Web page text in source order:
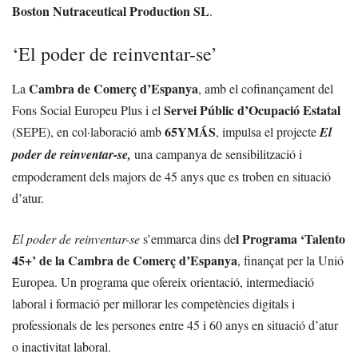
Boston Nutraceutical Production SL.
‘El poder de reinventar-se’
La Cambra de Comerç d’Espanya, amb el cofinançament del
Fons Social Europeu Plus i el Servei Públic d’Ocupació Estatal
(SEPE), en col·laboració amb65YMÁS, impulsa el projecteEl
poder de reinventar-se, una campanya de sensibilització i
empoderament dels majors de 45 anys que es troben en situació
d’atur.
El poder de reinventar-ses’emmarca dins del Programa ‘Talento
45+’ de la Cambra de Comerç d’Espanya, finançat per la Unió
Europea. Un programa que ofereix orientació, intermediació
laboral i formació per millorar les competències digitals i
professionals de les persones entre 45 i 60 anys en situació d’atur
o inactivitat laboral.